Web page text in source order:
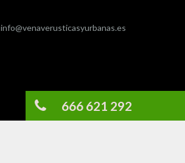
info@venaverusticasyurbanas.es
666 621 292